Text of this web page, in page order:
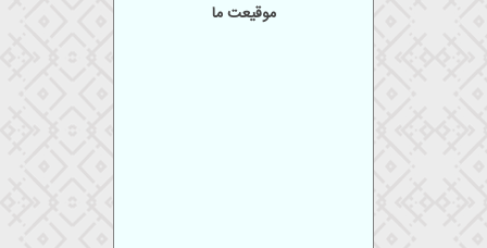
موقیعت ما